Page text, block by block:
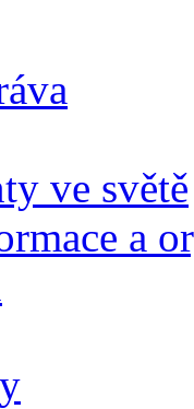
ve světě
a